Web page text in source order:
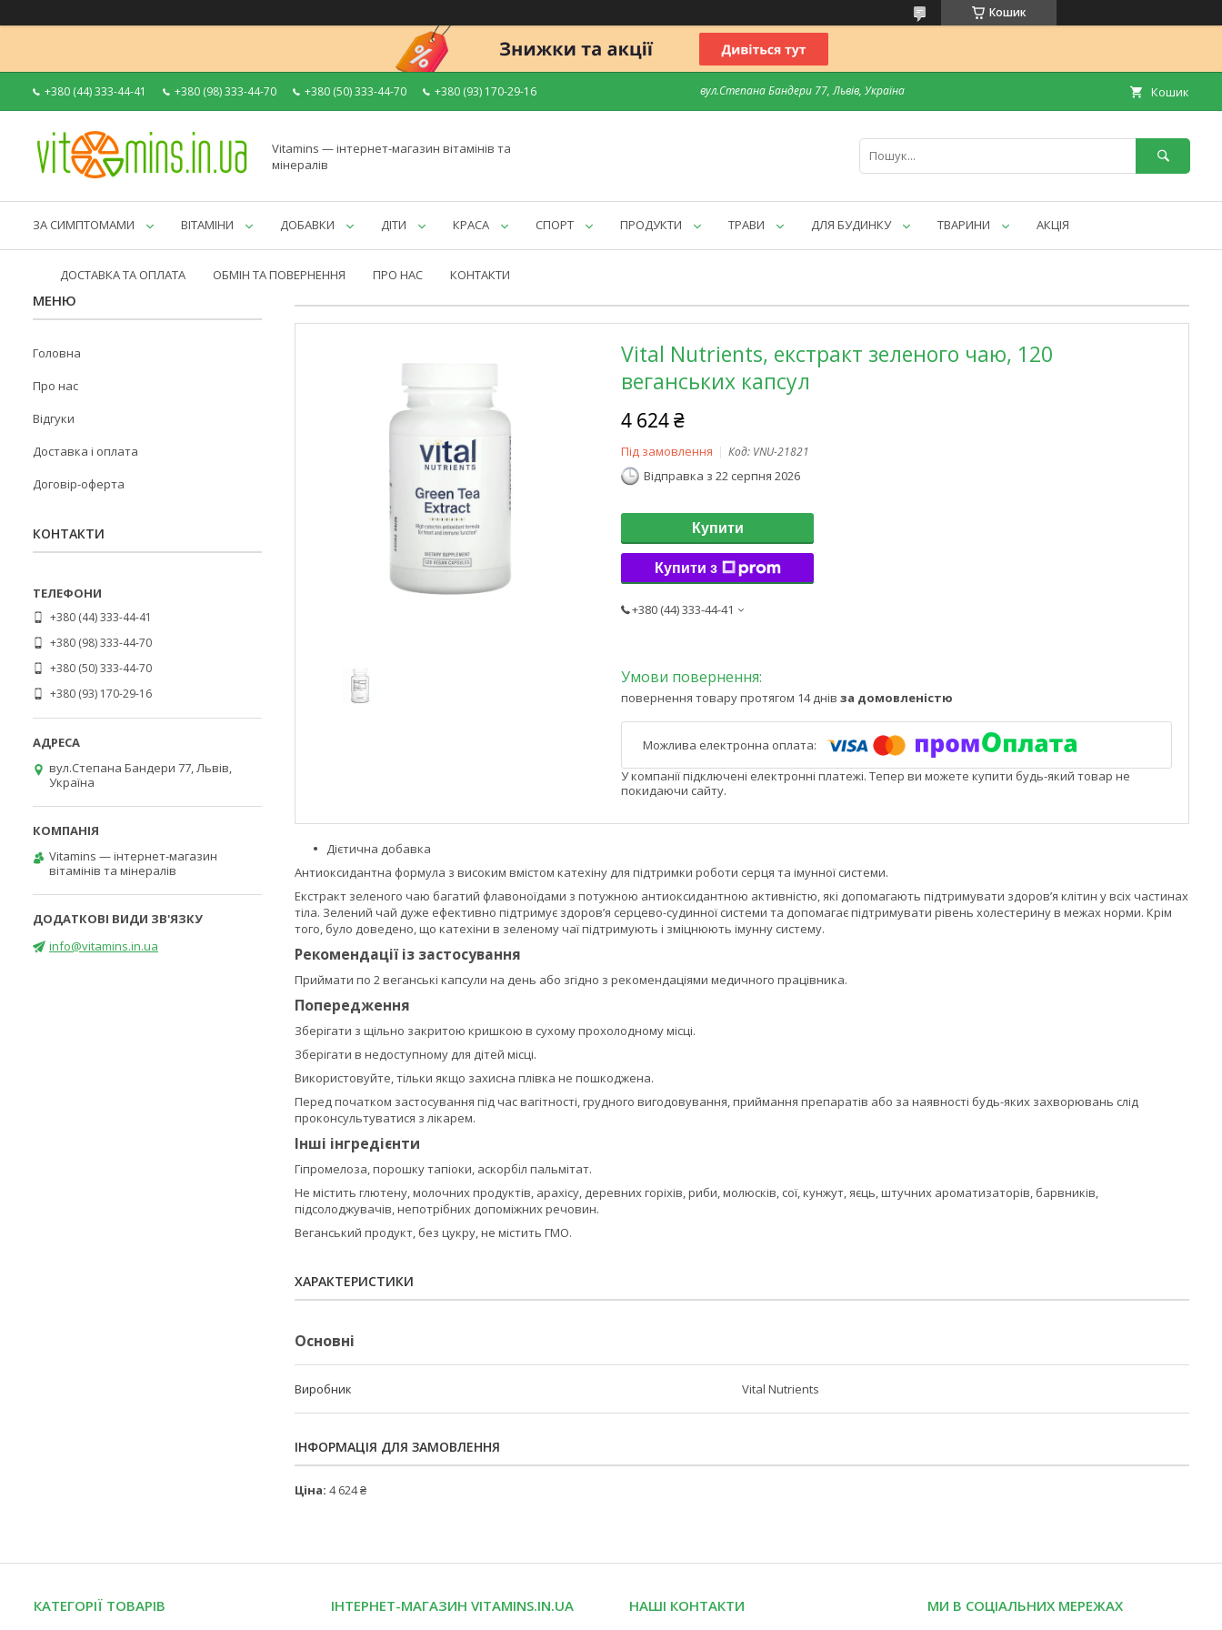
Кошик
+380 (44) 333-44-41 +380 (98) 333-44-70 +380 (50) 333-44-70 +380 (93) 170-29-16 вул.Степана Бандери 77, Львів, Україна Кошик
Vitamins — інтернет-магазин вітамінів та
мінералів
ЗА СИМПТОМАМИ ВІТАМІНИ ДОБАВКИ ДІТИ КРАСА СПОРТ ПРОДУКТИ ТРАВИ ДЛЯ БУДИНКУ ТВАРИНИ АКЦІЯ
ДОСТАВКА ТА ОПЛАТА ОБМІН ТА ПОВЕРНЕННЯ ПРО НАС КОНТАКТИ
Vital Nutrients, екстракт зеленого чаю, 120
веганських капсул
4 624 ₴
Під замовлення Код: VNU-21821
Відправка з 22 серпня 2026
Купити
Купити з
+380 (44) 333-44-41
повернення товару протягом 14 днів за домовленістю
У компанії підключені електронні платежі. Тепер ви можете купити будь-який товар не
покидаючи сайту.
Дієтична добавка
Антиоксидантна формула з високим вмістом катехіну для підтримки роботи серця та імунної системи.
Екстракт зеленого чаю багатий флавоноїдами з потужною антиоксидантною активністю, які допомагають підтримувати здоров’я клітин у всіх частинах
тіла. Зелений чай дуже ефективно підтримує здоров’я серцево-судинної системи та допомагає підтримувати рівень холестерину в межах норми. Крім
того, було доведено, що катехіни в зеленому чаї підтримують і зміцнюють імунну систему.
Рекомендації із застосування
Приймати по 2 веганські капсули на день або згідно з рекомендаціями медичного працівника.
Попередження
Зберігати з щільно закритою кришкою в сухому прохолодному місці.
Зберігати в недоступному для дітей місці.
Використовуйте, тільки якщо захисна плівка не пошкоджена.
Перед початком застосування під час вагітності, грудного вигодовування, приймання препаратів або за наявності будь-яких захворювань слід
проконсультуватися з лікарем.
Інші інгредієнти
Гіпромелоза, порошку тапіоки, аскорбіл пальмітат.
Не містить глютену, молочних продуктів, арахісу, деревних горіхів, риби, молюсків, сої, кунжут, яєць, штучних ароматизаторів, барвників,
підсолоджувачів, непотрібних допоміжних речовин.
Веганський продукт, без цукру, не містить ГМО.
ХАРАКТЕРИСТИКИ
Основні
Виробник Vital Nutrients
ІНФОРМАЦІЯ ДЛЯ ЗАМОВЛЕННЯ
Ціна: 4 624 ₴
Головна
Про нас
Відгуки
Доставка і оплата
Договір-оферта
КОНТАКТИ
+380 (44) 333-44-41
+380 (98) 333-44-70
+380 (50) 333-44-70
+380 (93) 170-29-16
вул.Степана Бандери 77, Львів,
Україна
Vitamins — інтернет-магазин
вітамінів та мінералів
info@vitamins.in.ua
КАТЕГОРІЇ ТОВАРІВ ІНТЕРНЕТ-МАГАЗИН VITAMINS.IN.UA НАШІ КОНТАКТИ МИ В СОЦІАЛЬНИХ МЕРЕЖАХ